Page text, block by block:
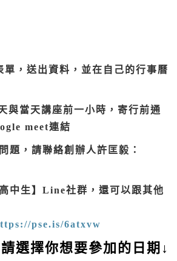
，送出資料，並在 自己的行事曆
與當天講座前一小時，寄行前通
meet連結
題，請聯絡創辦人許匡毅：
中生】Line社群，還可以跟其他
pse.is/6atxvw
請選擇你想要參加的日期↓